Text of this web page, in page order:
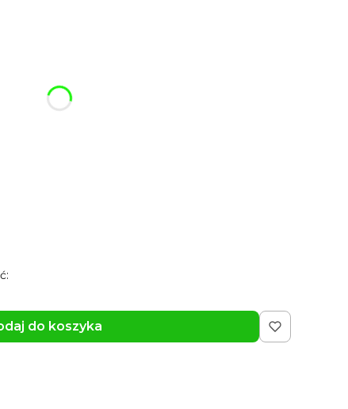
cm lub pudełko premium 7*5*3 cm
do koszyka